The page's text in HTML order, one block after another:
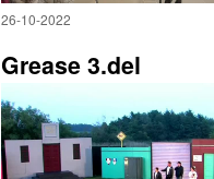
26-10-2022
Grease 3.del